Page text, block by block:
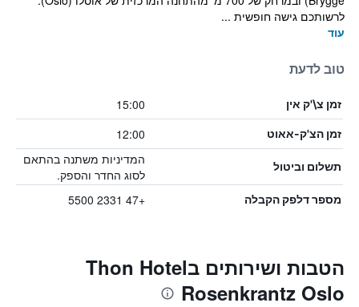
לרשותכם גישה חופשית ...
עוד
טוב לדעת
זמן צ\'ק אין 15:00
זמן הצ'ק-אאוט 12:00
תשלום וביטול
המדיניות משתנה בהתאם
לסוג החדר והספק.
מספר דלפק הקבלה +47 2331 5500
הטבות ושירותים בThon Hotel
Rosenkrantz Oslo